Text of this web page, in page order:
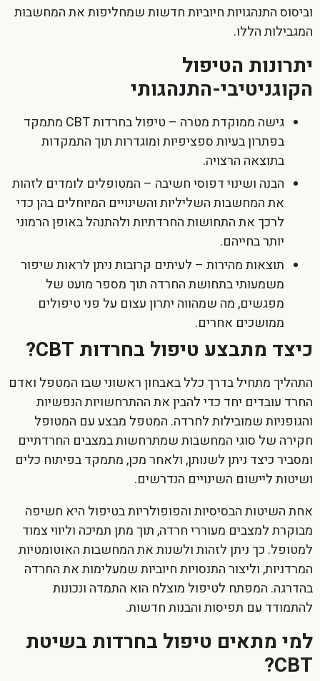
וביסוס התנהגויות חיוביות חדשות שמחליפות את המחשבות
המגבילות הללו.
יתרונות הטיפול
הקוגניטיבי-התנהגותי
גישה ממוקדת מטרה – טיפול בחרדות CBT
מתמקד
בפתרון בעיות ספציפיות ומוגדרות תוך התמקדות
בתוצאה הרצויה.
הבנה ושינוי דפוסי חשיבה – המטופלים לומדים לזהות
את המחשבות השליליות והשינויים המיוחלים בהן כדי
לרכך את התחושות החרדתיות ולהתנהל באופן הרמוני
יותר בחייהם.
תוצאות מהירות – לעיתים קרובות ניתן לראות שיפור
משמעותי בתחושת החרדה תוך מספר מועט של
מפגשים, מה שמהווה יתרון עצום על פני טיפולים
ממושכים אחרים.
כיצד מתבצע טיפול בחרדות CBT?
התהליך מתחיל בדרך כלל באבחון ראשוני שבו המטפל ואדם
החרד עובדים יחד כדי להבין את ההתרחשויות הנפשיות
והגופניות שמובילות לחרדה. המטפל מבצע עם המטופל
חקירה של סוגי המחשבות שמתרחשות במצבים החרדתיים
ומסביר כיצד ניתן לשנותן, ולאחר מכן, מתמקד בפיתוח כלים
ושיטות ליישום השינויים הנדרשים.
אחת השיטות הבסיסיות והפופולריות בטיפול היא חשיפה
מבוקרת למצבים מעוררי חרדה, תוך מתן תמיכה וליווי צמוד
למטופל. כך ניתן לזהות ולשנות את המחשבות האוטומטיות
המרדניות, וליצור התנסויות חיוביות שמעלימות את החרדה
בהדרגה. המפתח לטיפול מוצלח הוא התמדה ונכונות
להתמודד עם תפיסות והבנות חדשות.
למי מתאים טיפול בחרדות בשיטת
CBT?